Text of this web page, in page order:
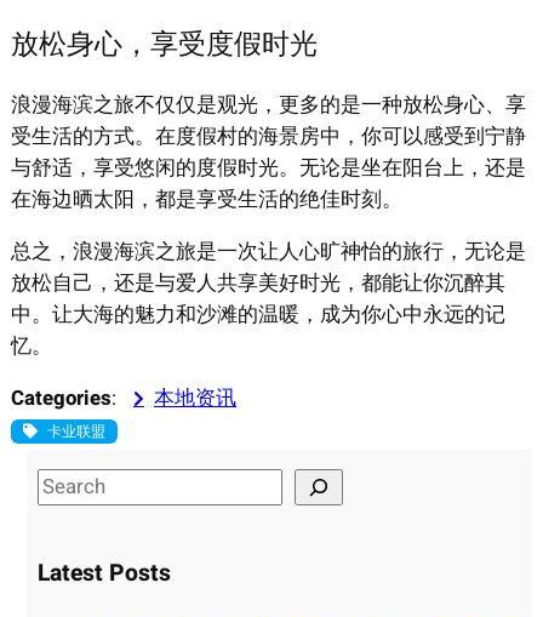
放松身心，享受度假时光
浪漫海滨之旅不仅仅是观光，更多的是一种放松身心、享
受生活的方式。在度假村的海景房中，你可以感受到宁静
与舒适，享受悠闲的度假时光。无论是坐在阳台上，还是
在海边晒太阳，都是享受生活的绝佳时刻。
总之，浪漫海滨之旅是一次让人心旷神怡的旅行，无论是
放松自己，还是与爱人共享美好时光，都能让你沉醉其
中。让大海的魅力和沙滩的温暖，成为你心中永远的记
忆。
Categories: 本地资讯
卡业联盟
S
e
r
Latest Posts